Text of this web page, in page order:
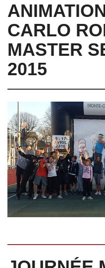
CARLO
MASTER
2015